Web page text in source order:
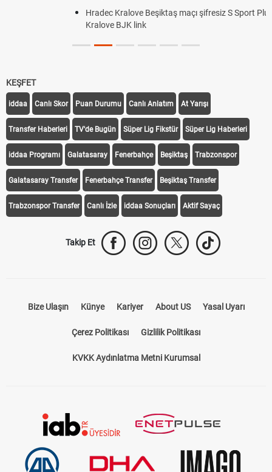
Hradec Kralove Beşiktaş maçı şifresiz S Sport Plus izle, Hradec
KEŞFET
iddaa Canlı Skor Puan Durumu Canlı Anlatım At Yarışı
Transfer Haberleri TV'de Bugün Süper Lig Fikstür Süper Lig Haberleri
iddaa Programı Galatasaray Fenerbahçe Beşiktaş Trabzonspor
Galatasaray Transfer Fenerbahçe Transfer Beşiktaş Transfer
Trabzonspor Transfer Canlı İzle iddaa Sonuçları Aktif Sayaç
Takip Et
Bize Ulaşın Künye Kariyer About US Yasal Uyarı
Çerez Politikası Gizlilik Politikası
KVKK Aydınlatma Metni Kurumsal